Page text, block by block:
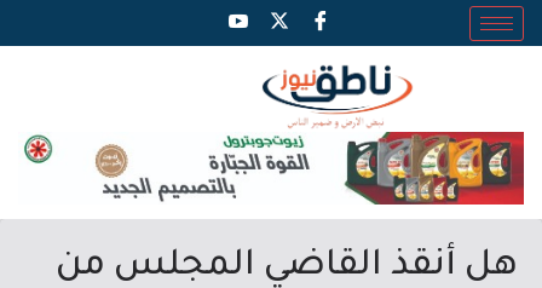
هل أنقذ القاضي المجلس من